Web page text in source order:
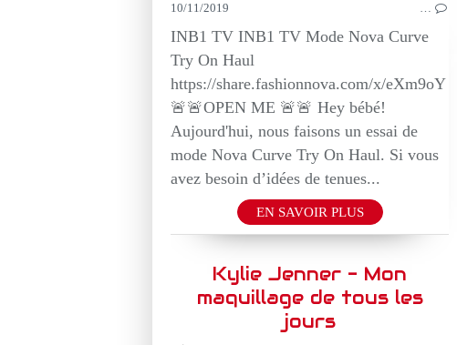
10/11/2019
INB1 TV INB1 TV Mode Nova Curve
Try On Haul
https://share.fashionnova.com/x/eXm9oY
🚨🚨OPEN ME 🚨🚨 Hey bébé!
Aujourd'hui, nous faisons un essai de
mode Nova Curve Try On Haul. Si vous
avez besoin d’idées de tenues...
EN SAVOIR PLUS
Kylie Jenner - Mon
maquillage de tous les
jours